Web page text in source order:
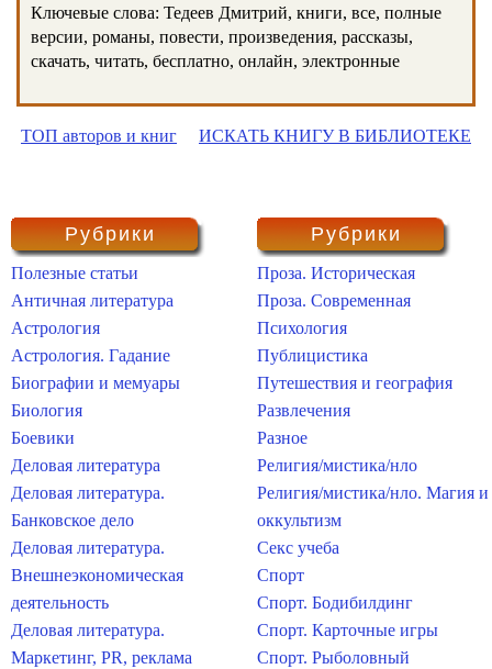
Ключевые слова: Тедеев Дмитрий, книги, все, полные
версии, романы, повести, произведения, рассказы,
скачать, читать, бесплатно, онлайн, электронные
ТОП авторов и книг ИСКАТЬ КНИГУ В БИБЛИОТЕКЕ
Рубрики
Полезные статьи
Античная литература
Астрология
Астрология. Гадание
Биографии и мемуары
Биология
Боевики
Деловая литература
Деловая литература.
Банковское дело
Деловая литература.
Внешнеэкономическая
деятельность
Деловая литература.
Маркетинг, PR, реклама
Рубрики
Проза. Историческая
Проза. Современная
Психология
Публицистика
Путешествия и география
Развлечения
Разное
Религия/мистика/нло
Религия/мистика/нло. Магия и
оккультизм
Секс учеба
Спорт
Спорт. Бодибилдинг
Спорт. Карточные игры
Спорт. Рыболовный